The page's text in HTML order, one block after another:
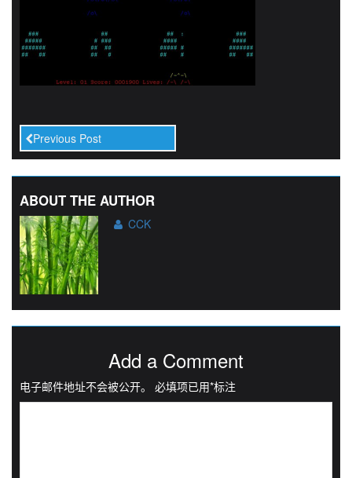
Previous Post
ABOUT THE AUTHOR
CCK
Add a Comment
电子邮件地址不会被公开。 必填项已用*标注